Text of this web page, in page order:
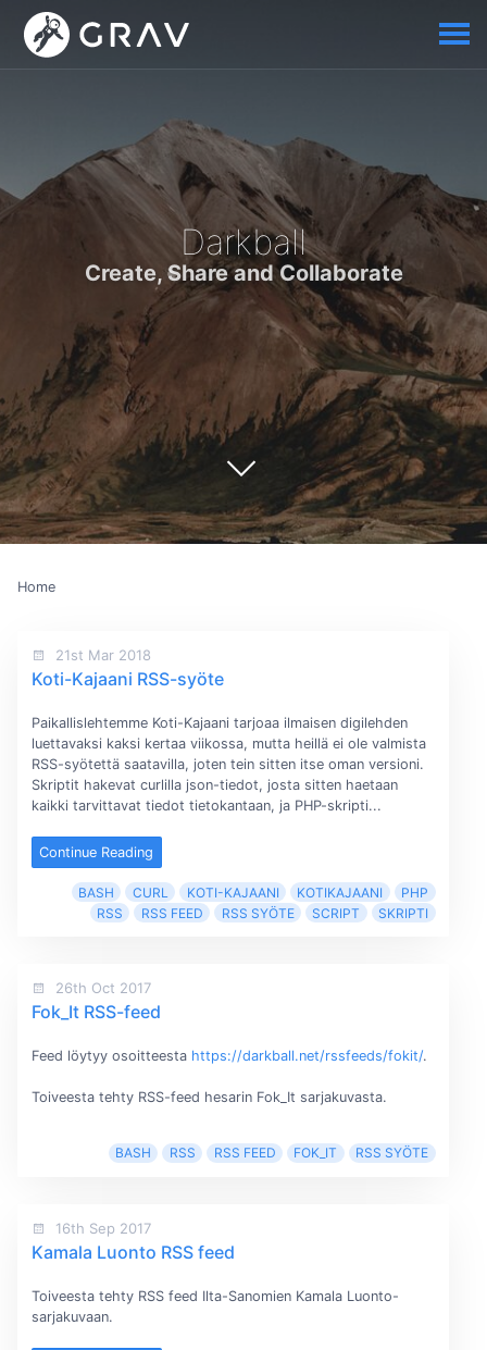
Darkball
Create, Share and Collaborate
Home
21st Mar 2018
Koti-Kajaani RSS-syöte
Paikallislehtemme Koti-Kajaani tarjoaa ilmaisen digilehden
luettavaksi kaksi kertaa viikossa, mutta heillä ei ole valmista
RSS-syötettä saatavilla, joten tein sitten itse oman versioni.
Skriptit hakevat curlilla json-tiedot, josta sitten haetaan
kaikki tarvittavat tiedot tietokantaan, ja PHP-skripti...
Continue Reading
BASH CURL KOTI-KAJAANI KOTIKAJAANI
PHP
RSS
RSS FEED RSS SYÖTE SCRIPT SKRIPTI
26th Oct 2017
Fok_It RSS-feed
Feed löytyy osoitteesta https://darkball.net/rssfeeds/fokit/.
Toiveesta tehty RSS-feed hesarin Fok_It sarjakuvasta.
BASH RSS RSS FEED FOK_IT RSS SYÖTE
16th Sep 2017
Kamala Luonto RSS feed
Toiveesta tehty RSS feed Ilta-Sanomien Kamala Luonto-
sarjakuvaan.